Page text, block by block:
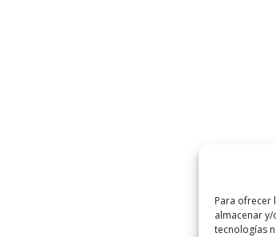
Para ofrecer
almacenar
tecnologías